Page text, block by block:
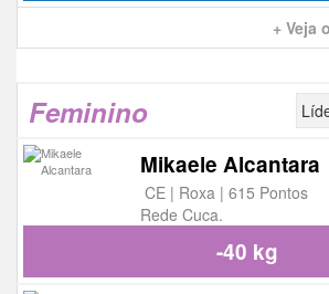
+ Veja
Feminino
Mikaele Alcantara
CE | Roxa | 615 Pontos
Rede Cuca.
-40 kg